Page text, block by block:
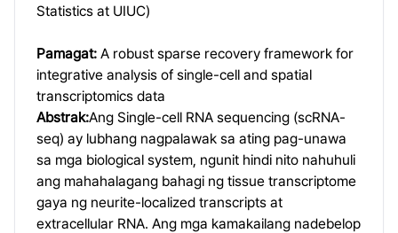
Statistics at UIUC)
Pamagat: A robust sparse recovery framework for
integrative analysis of single-cell and spatial
transcriptomics data
Abstrak:Ang Single-cell RNA sequencing (scRNA-
seq) ay lubhang nagpalawak sa ating pag-unawa
sa mga biological system, ngunit hindi nito nahuhuli
ang mahahalagang bahagi ng tissue transcriptome
gaya ng neurite-localized transcripts at
extracellular RNA. Ang mga kamakailang nadebelop